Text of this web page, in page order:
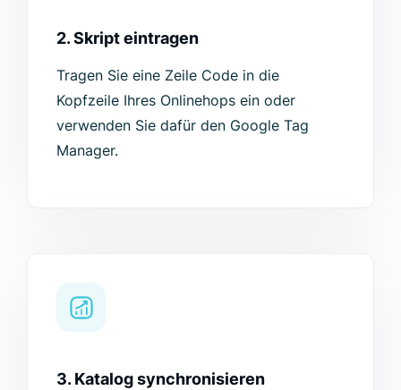
2. Skript eintragen
Tragen Sie eine Zeile Code in die
Kopfzeile Ihres Onlinehops ein oder
verwenden Sie dafür den Google Tag
Manager.
3. Katalog synchronisieren